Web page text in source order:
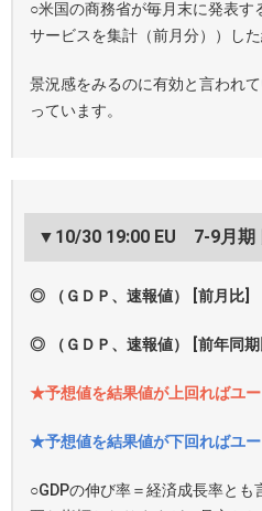
○米国の商務省が毎月末に発表す
サービスを集計（前月分））した
景況感をみるのに有効と言われ
っています。
▼10/30 19:00 EU 7-9月期
◎ （ＧＤＰ、速報値） [前月比
◎ （ＧＤＰ、速報値） [前年同
★予想値を結果値が上回ればユ
★予想値を結果値が下回ればユ
○GDPの伸び率＝経済成長率と